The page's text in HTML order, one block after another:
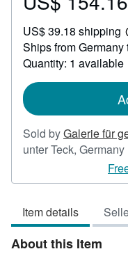
154.16
US$ 39.18 shipping
Ships from Germany
Quantity: 1 available
Sold byGalerie für
unter Teck, Germany
Item details
About this Item